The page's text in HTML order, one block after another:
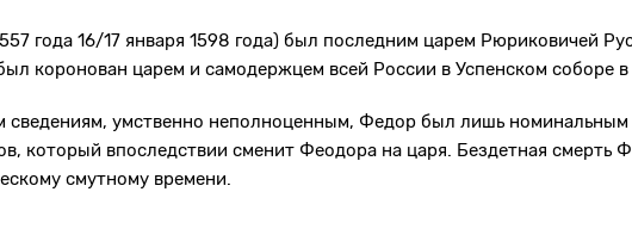
года 16/17 января 1598 года) был последним царем Рюриковичей
коронован царем и самодержцем всей России в Успенском соборе в
умственно неполноценным, Федор был лишь номинальным
который впоследствии сменит Феодора на царя. Бездетная смерть
смутному времени.